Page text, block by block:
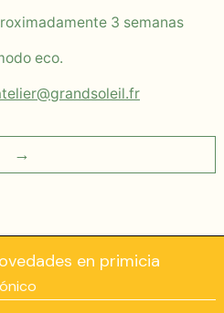
3 semanas
eco.
en primicia